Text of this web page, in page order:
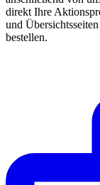
direkt Ihre
und
bestellen.